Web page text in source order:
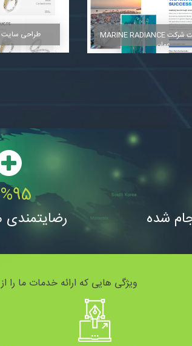
مشاهده
طراحی سایت شرکت MARINE RADIANCE
عمان
طراحی سایت
شده
%95
رضایتمندی
ویژگی هایی که ارائه خدمات ما